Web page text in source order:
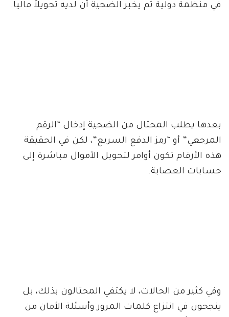
في منظمة دولية ثم يخبر الضحية أن لديه تحويلاً مالياً.
بعدها يطلب المحتال من الضحية إدخال “الرقم
المرجعي” أو “رمز الدفع السريع”، لكن في الحقيقة
هذه الأرقام تكون أوامر لتحويل الأموال مباشرة إلى
حسابات العصابة.
وفي كثير من الحالات، لا يكتفي المحتالون بذلك، بل
ينجحون في انتزاع كلمات المرور وأسئلة الأمان من